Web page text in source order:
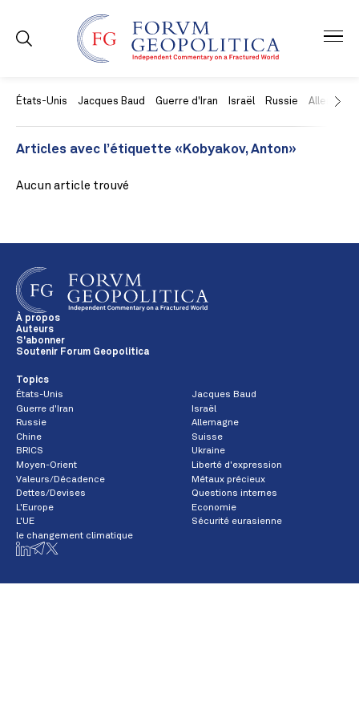
États-Unis Jacques Baud Guerre d'Iran Israël Russie Allemagne
Articles avec l’étiquette «Kobyakov, Anton»
Aucun article trouvé
À propos
Auteurs
S'abonner
Soutenir Forum Geopolitica
Topics
États-Unis
Jacques Baud
Guerre d'Iran
Israël
Russie
Allemagne
Chine
Suisse
BRICS
Ukraine
Moyen-Orient
Liberté d'expression
Valeurs/Décadence
Métaux précieux
Dettes/Devises
Questions internes
L'Europe
Economie
L'UE
Sécurité eurasienne
le changement climatique